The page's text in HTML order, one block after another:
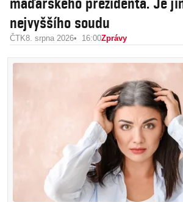
nejvyššího soudu
ČTK8. srpna 2026 16:00Zprávy